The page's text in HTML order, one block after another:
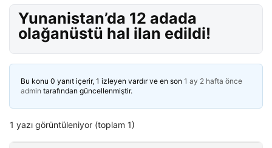
Yunanistan’da 12 adada
olağanüstü hal ilan edildi!
Bu konu 0 yanıt içerir, 1 izleyen vardır ve en son 1 ay 2 hafta önce
admin tarafından güncellenmiştir.
1 yazı görüntüleniyor (toplam 1)